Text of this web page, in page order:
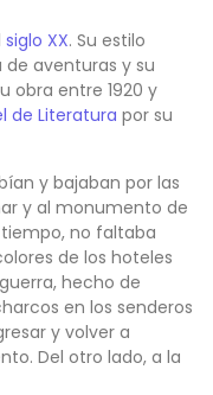
siglo XX. Su estilo
de aventuras y su
obra entre 1920 y
de Literatura por su
y bajaban por las
y al monumento de
no faltaba
de los hoteles
hecho de
en los senderos
y volver a
Del otro lado, a la